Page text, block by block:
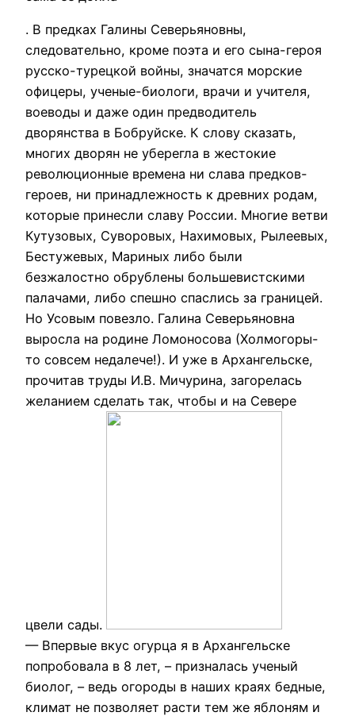
. В предках Галины Северьяновны,
следовательно, кроме поэта и его сына-героя
русско-турецкой войны, значатся морские
офицеры, ученые-биологи, врачи и учителя,
воеводы и даже один предводитель
дворянства в Бобруйске. К слову сказать,
многих дворян не уберегла в жестокие
революционные времена ни слава предков-
героев, ни принадлежность к древних родам,
которые принесли славу России. Многие ветви
Кутузовых, Суворовых, Нахимовых, Рылеевых,
Бестужевых, Мариных либо были
безжалостно обрублены большевистскими
палачами, либо спешно спаслись за границей.
Но Усовым повезло. Галина Северьяновна
выросла на родине Ломоносова (Холмогоры-
то совсем недалече!). И уже в Архангельске,
прочитав труды И.В. Мичурина, загорелась
желанием сделать так, чтобы и на Севере
цвели сады.
— Впервые вкус огурца я в Архангельске
попробовала в 8 лет, – призналась ученый
биолог, – ведь огороды в наших краях бедные,
климат не позволяет расти тем же яблоням и